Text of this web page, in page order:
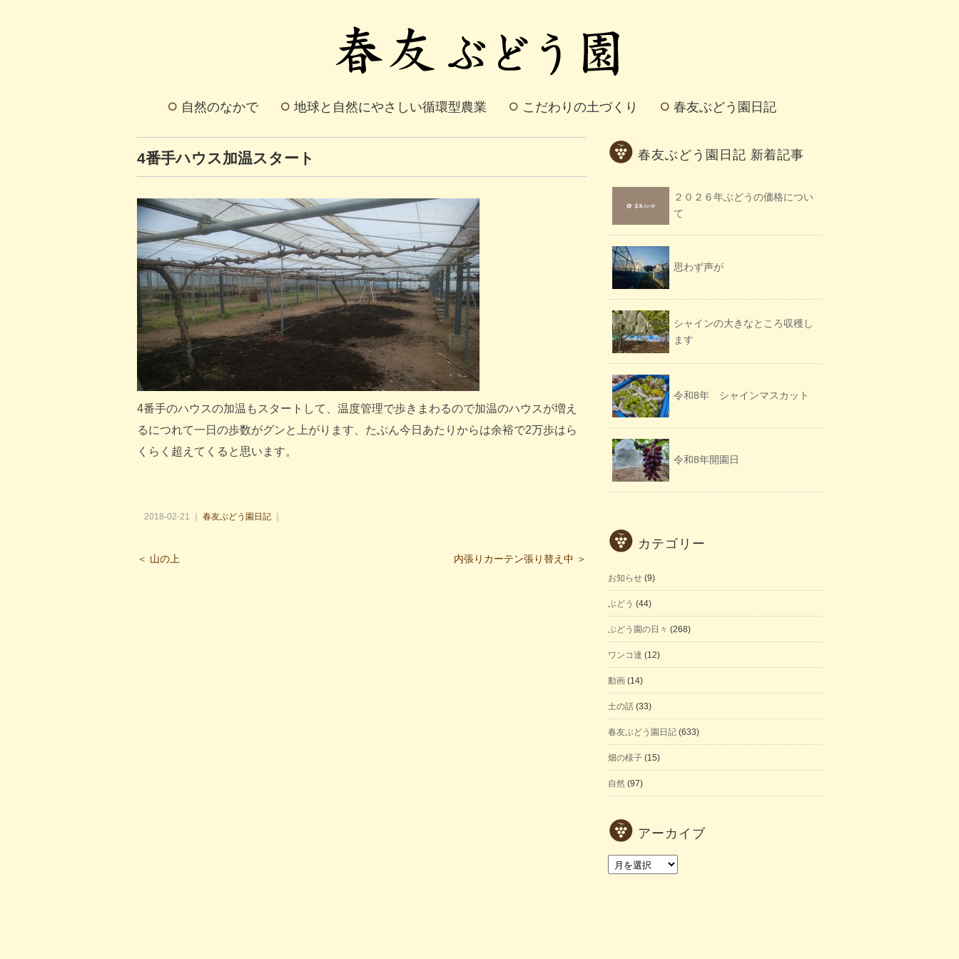
自然のなかで 地球と自然にやさしい循環型農業 こだわりの土づくり 春友ぶどう園日記
4番手ハウス加温スタート
4番手のハウスの加温もスタートして、温度管理で歩きまわるので加温のハウスが増え
るにつれて一日の歩数がグンと上がります、たぶん今日あたりからは余裕で2万歩はら
くらく超えてくると思います。
2018-02-21 ｜ 春友ぶどう園日記
＜ 山の上 内張りカーテン張り替え中 ＞
春友ぶどう園日記 新着記事
２０２６年ぶどうの価格につい
て
思わず声が
シャインの大きなところ収穫し
ます
令和8年 シャインマスカット
令和8年開園日
カテゴリー
お知らせ (9)
ぶどう (44)
ぶどう園の日々 (268)
ワンコ達 (12)
動画 (14)
土の話 (33)
春友ぶどう園日記 (633)
畑の様子 (15)
自然 (97)
アーカイブ
ア